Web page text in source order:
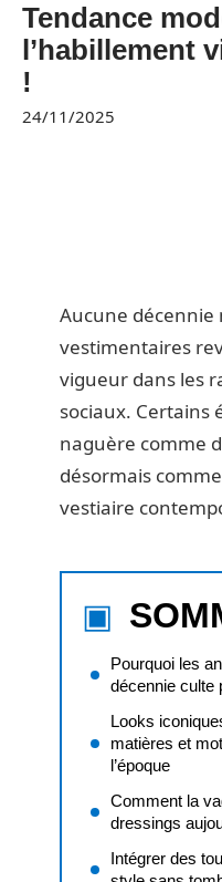
Tendance
l’habillement
!
24/11/2025
Aucune décennie
vestimentaires
vigueur dans les
sociaux. Certains
naguère comme
désormais
vestiaire
Pourquoi les
décennie culte
Looks
matières et
l’époque
Comment la
dressings
Intégrer des